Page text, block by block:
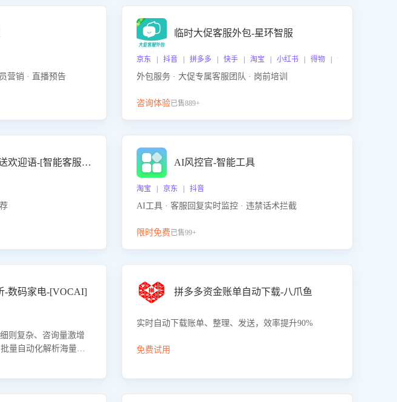
营销 · 直播预告
临时大促客服外包-星环智服
京东 | 抖音 | 拼多多 | 快手 | 淘宝 | 小红书 | 得物 | 企业微信
外包服务 · 大促专属客服团队 · 岗前培训
咨询体验已售889+
京东-卡片样式发送欢迎语-[智能客服机器人] AI风控官-智能工具
淘宝 | 京东 | 抖音
AI工具 · 客服回复实时监控 · 违禁话术拦截
限时免费已售99+
-数码家电-[VOCAI]
则复杂、咨询量激增
量自动化解析海量客
度洞察决策动因。同
拼多多资金账单自动下载-八爪鱼
实时自动下载账单、整理、发送，效率提升90%
免费试用